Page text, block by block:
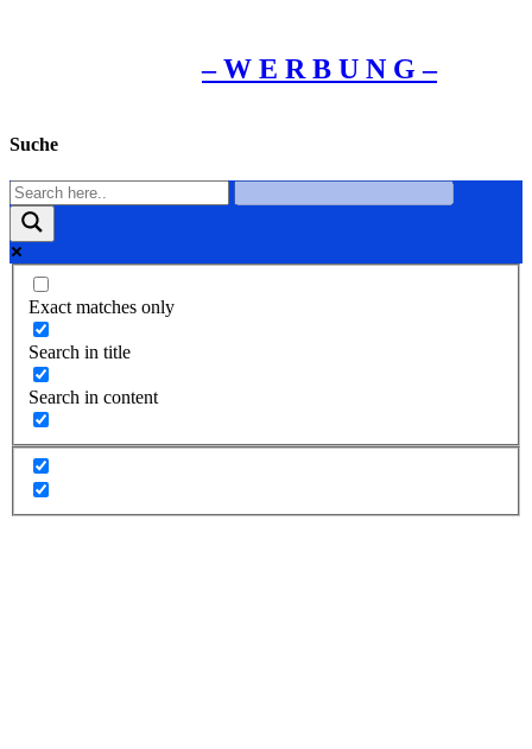
– W Ε R Β U Ν G –
Suche
Exact matches only
Search in title
Search in content